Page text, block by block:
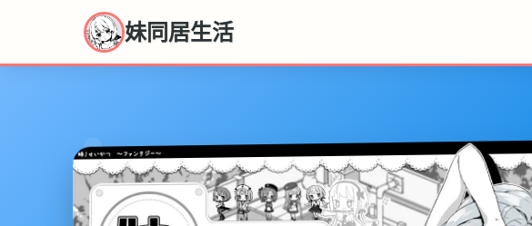
妹同居生活